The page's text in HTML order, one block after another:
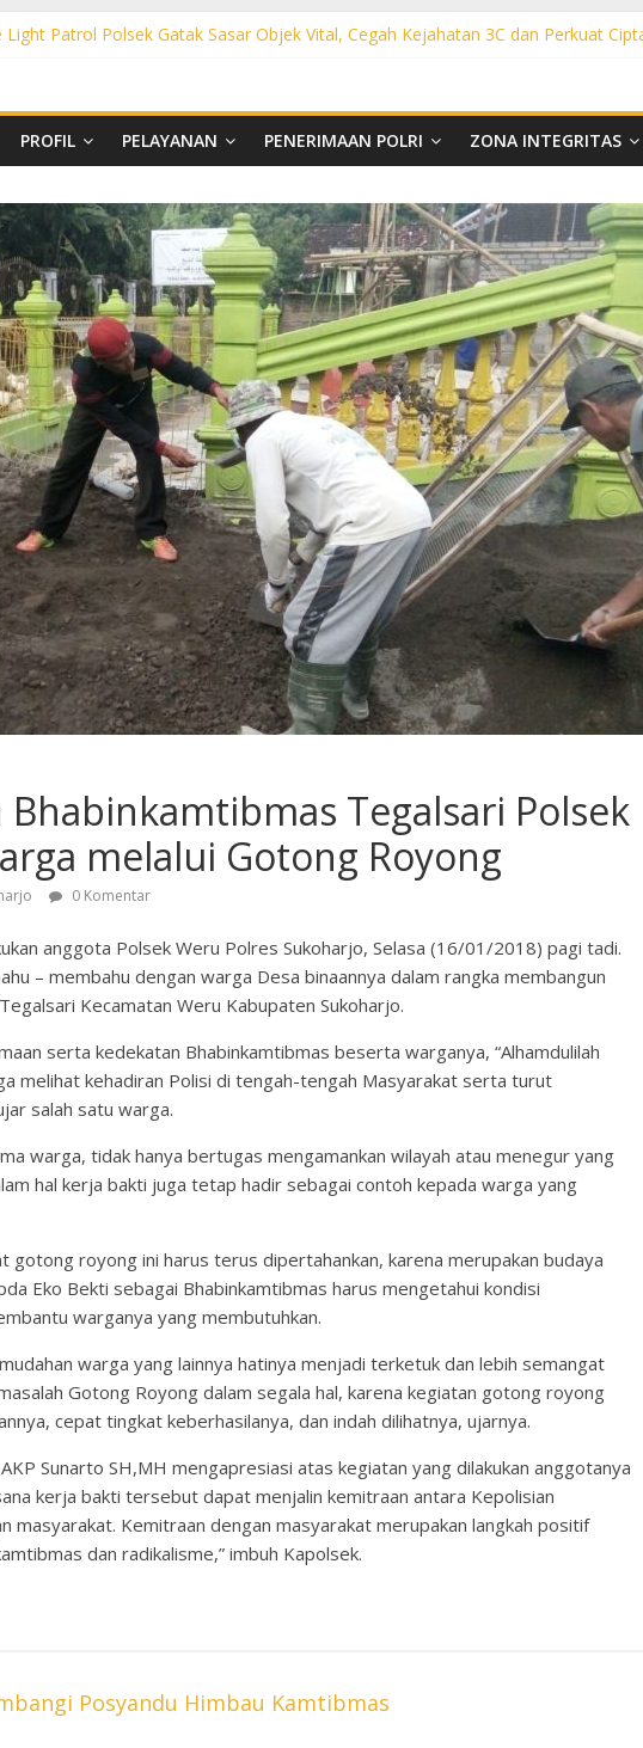
Light Patrol Polsek Gatak Sasar Objek Vital, Cegah Kejahatan 3C dan Perkuat
Blue Light Polsek Nguter Sasar Perbankan hingga Permukiman, Antisipasi 3C
Light Patrol Polsek Tawangsari Sisir Belasan Desa, Cegah Kejahatan 3C dan
PROFIL PELAYANAN PENERIMAAN POLRI ZONA INTEGRITAS
Tegalsari Polsek
melalui Gotong Royong
0 Komentar
anggota Polsek Weru Polres Sukoharjo, Selasa (16/01/2018) pagi tadi.
– membahu dengan warga Desa binaannya dalam rangka membangun
Kecamatan Weru Kabupaten Sukoharjo.
serta kedekatan Bhabinkamtibmas beserta warganya, “Alhamdulilah
melihat kehadiran Polisi di tengah-tengah Masyarakat serta turut
salah satu warga.
warga, tidak hanya bertugas mengamankan wilayah atau menegur yang
hal kerja bakti juga tetap hadir sebagai contoh kepada warga yang
gotong royong ini harus terus dipertahankan, karena merupakan budaya
Eko Bekti sebagai Bhabinkamtibmas harus mengetahui kondisi
warganya yang membutuhkan.
warga yang lainnya hatinya menjadi terketuk dan lebih semangat
Gotong Royong dalam segala hal, karena kegiatan gotong royong
cepat tingkat keberhasilanya, dan indah dilihatnya, ujarnya.
Sunarto SH,MH mengapresiasi atas kegiatan yang dilakukan anggotanya
kerja bakti tersebut dapat menjalin kemitraan antara Kepolisian
masyarakat. Kemitraan dengan masyarakat merupakan langkah positif
dan radikalisme,” imbuh Kapolsek.
Posyandu Himbau Kamtibmas